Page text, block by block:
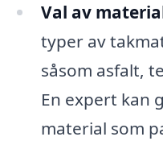
Val av
typer av
såsom asfalt,
En expert kan
material som